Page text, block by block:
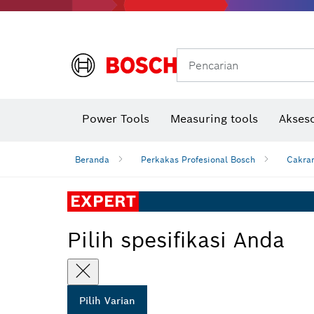
Pencarian
Power Tools Measuring tools
Beranda Perkakas Profesional Bosch
EXPERT
Pilih spesifikasi Anda
Pilih Varian